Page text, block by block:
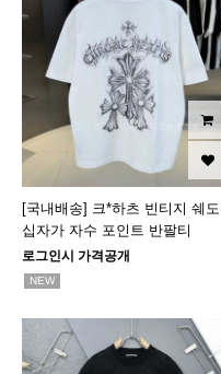
[국내배송] 크*하츠 빈티지 쉐
십자가 자수 포인트 반팔티
로그인시 가격공개
NEW